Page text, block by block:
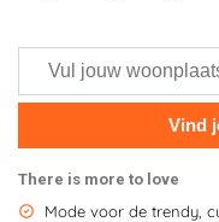
There is more to love
Mode voor de trendy,